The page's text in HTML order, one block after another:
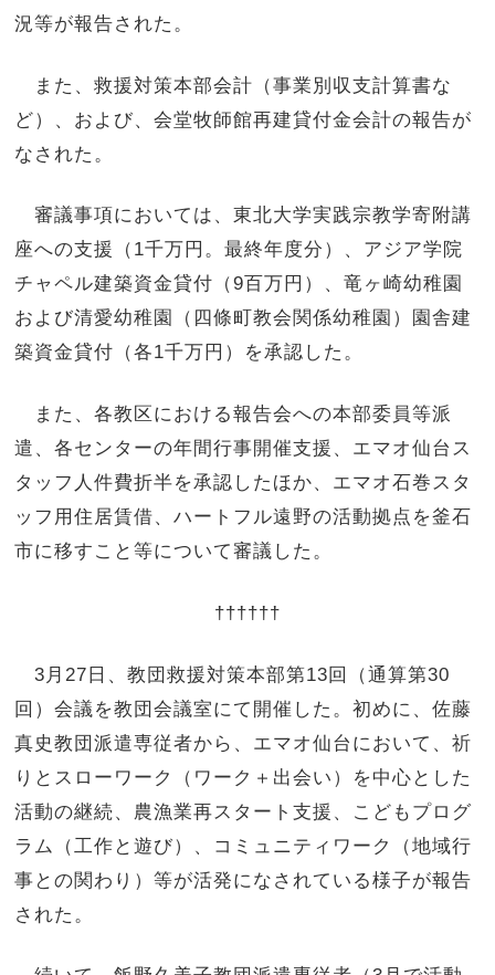
況等が報告された。
また、救援対策本部会計（事業別収支計算書な
ど）、および、会堂牧師館再建貸付金会計の報告が
なされた。
審議事項においては、東北大学実践宗教学寄附講
座への支援（1千万円。最終年度分）、アジア学院
チャペル建築資金貸付（9百万円）、竜ヶ崎幼稚園
および清愛幼稚園（四條町教会関係幼稚園）園舎建
築資金貸付（各1千万円）を承認した。
また、各教区における報告会への本部委員等派
遣、各センターの年間行事開催支援、エマオ仙台ス
タッフ人件費折半を承認したほか、エマオ石巻スタ
ッフ用住居賃借、ハートフル遠野の活動拠点を釜石
市に移すこと等について審議した。
††††††
3月27日、教団救援対策本部第13回（通算第30
回）会議を教団会議室にて開催した。初めに、佐藤
真史教団派遣専従者から、エマオ仙台において、祈
りとスローワーク（ワーク＋出会い）を中心とした
活動の継続、農漁業再スタート支援、こどもプログ
ラム（工作と遊び）、コミュニティワーク（地域行
事との関わり）等が活発になされている様子が報告
された。